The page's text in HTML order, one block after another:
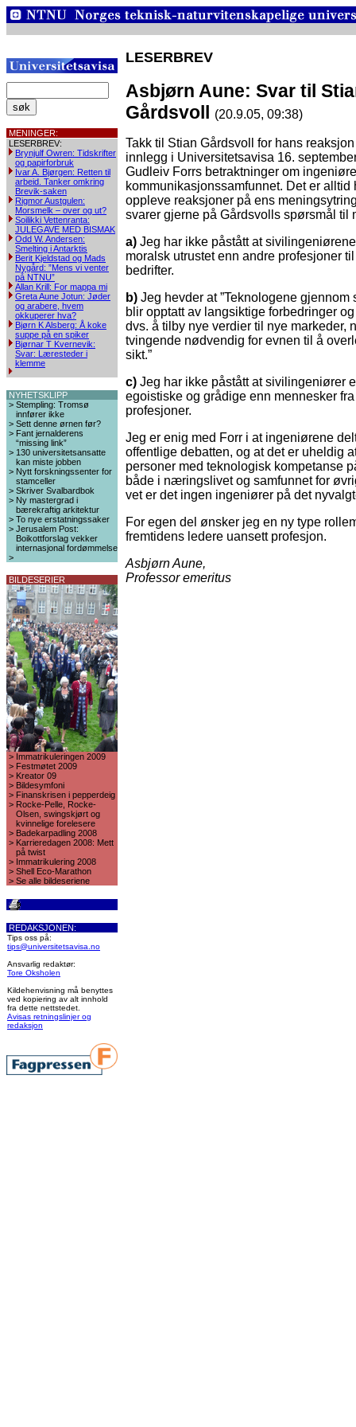
MENINGER:
LESERBREV:
Brynjulf Owren: Tidskrifter
og papirforbruk
Ivar A. Bjørgen: Retten til
arbeid. Tanker omkring
Brevik-saken
Rigmor Austgulen:
Morsmelk – over og ut?
Soilikki Vettenranta:
JULEGAVE MED BISMAK
Odd W. Andersen:
Smelting i Antarktis
Berit Kjeldstad og Mads
Nygård: ”Mens vi venter
på NTNU”
Allan Krill: For mappa mi
Greta Aune Jotun: Jøder
og arabere, hvem
okkuperer hva?
Bjørn K Alsberg: Å koke
suppe på en spiker
Bjørnar T Kvernevik:
Svar: Læresteder i
klemme
NYHETSKLIPP
> Stempling: Tromsø
innfører ikke
> Sett denne ørnen før?
> Fant jernalderens
“missing link”
> 130 universitetsansatte
kan miste jobben
> Nytt forskningssenter for
stamceller
> Skriver Svalbardbok
> Ny mastergrad i
bærekraftig arkitektur
> To nye erstatningssaker
> Jerusalem Post:
Boikottforslag vekker
internasjonal fordømmelse
>
BILDESERIER
> Immatrikuleringen 2009
> Festmøtet 2009
> Kreator 09
> Bildesymfoni
> Finanskrisen i pepperdeig
> Rocke-Pelle, Rocke-
Olsen, swingskjørt og
kvinnelige forelesere
> Badekarpadling 2008
> Karrieredagen 2008: Mett
på twist
> Immatrikulering 2008
> Shell Eco-Marathon
> Se alle bildeseriene
REDAKSJONEN:
Tips oss på:
tips@universitetsavisa.no
Ansvarlig redaktør:
Tore Oksholen
Kildehenvisning må benyttes
ved kopiering av alt innhold
fra dette nettstedet.
Avisas retningslinjer og
redaksjon
LESERBREV
Asbjørn Aune: Svar til
Gårdsvoll (20.9.05, 09:38)
Takk til Stian Gårdsvoll for hans
innlegg i Universitetsavisa 16.
Gudleiv Forrs betraktninger om
kommunikasjonssamfunnet. Det er alltid
oppleve reaksjoner på ens
svarer gjerne på Gårdsvolls spørsmål til
a) Jeg har ikke påstått at
moralsk utrustet enn andre profesjoner
bedrifter.
b) Jeg hevder at ”Teknologene gjennom
blir opptatt av langsiktige forbedringer
dvs. å tilby nye verdier til nye markeder,
tvingende nødvendig for evnen til å
sikt.”
c) Jeg har ikke påstått at sivilingeniører
egoistiske og grådige enn mennesker
profesjoner.
Jeg er enig med Forr i at ingeniørene
offentlige debatten, og at det er uheldig
personer med teknologisk kompetanse
både i næringslivet og samfunnet for
vet er det ingen ingeniører på det
For egen del ønsker jeg en ny type
fremtidens ledere uansett profesjon.
Asbjørn Aune,
Professor emeritus